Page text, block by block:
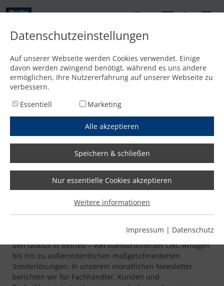
Startseite /Newsletter
Jetzt kostenfrei anmelden und
Monat für Monat Infos aus
erster Hand erhalten
Woche für Woche gehen neue MicroStep-Anlagen rund um
den Globus in Betrieb – von standardisierten CNC-Anlagen
bis hin zu außerordentlichen maßgeschneiderten
Sonderlösungen. In unserem monatlichen Newsletter
berichten wir für Fachhändler, Kunden und
Datenschutzeinstellungen
Auf unserer Webseite werden Cookies verwendet. Einige
davon werden zwingend benötigt, während es uns andere
ermöglichen, Ihre Nutzererfahrung auf unserer Webseite zu
verbessern.
Essentiell
Marketing
Alle akzeptieren
Speichern & schließen
Nur essentielle Cookies akzeptieren
Weitere informationen
Impressum | Datenschutz